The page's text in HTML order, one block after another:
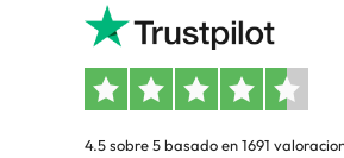
4.5 sobre 5 basado en 1691